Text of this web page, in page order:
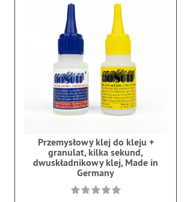
Przemysłowy klej do kleju +
granulat, kilka sekund,
dwuskładnikowy klej, Made in
Germany